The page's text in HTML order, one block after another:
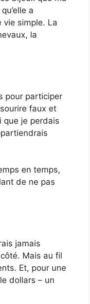
a
vie simple. La
la
pour participer
faux et
que je perdais
en temps,
de ne pas
jamais
Mais au fil
Et, pour une
dollars – un